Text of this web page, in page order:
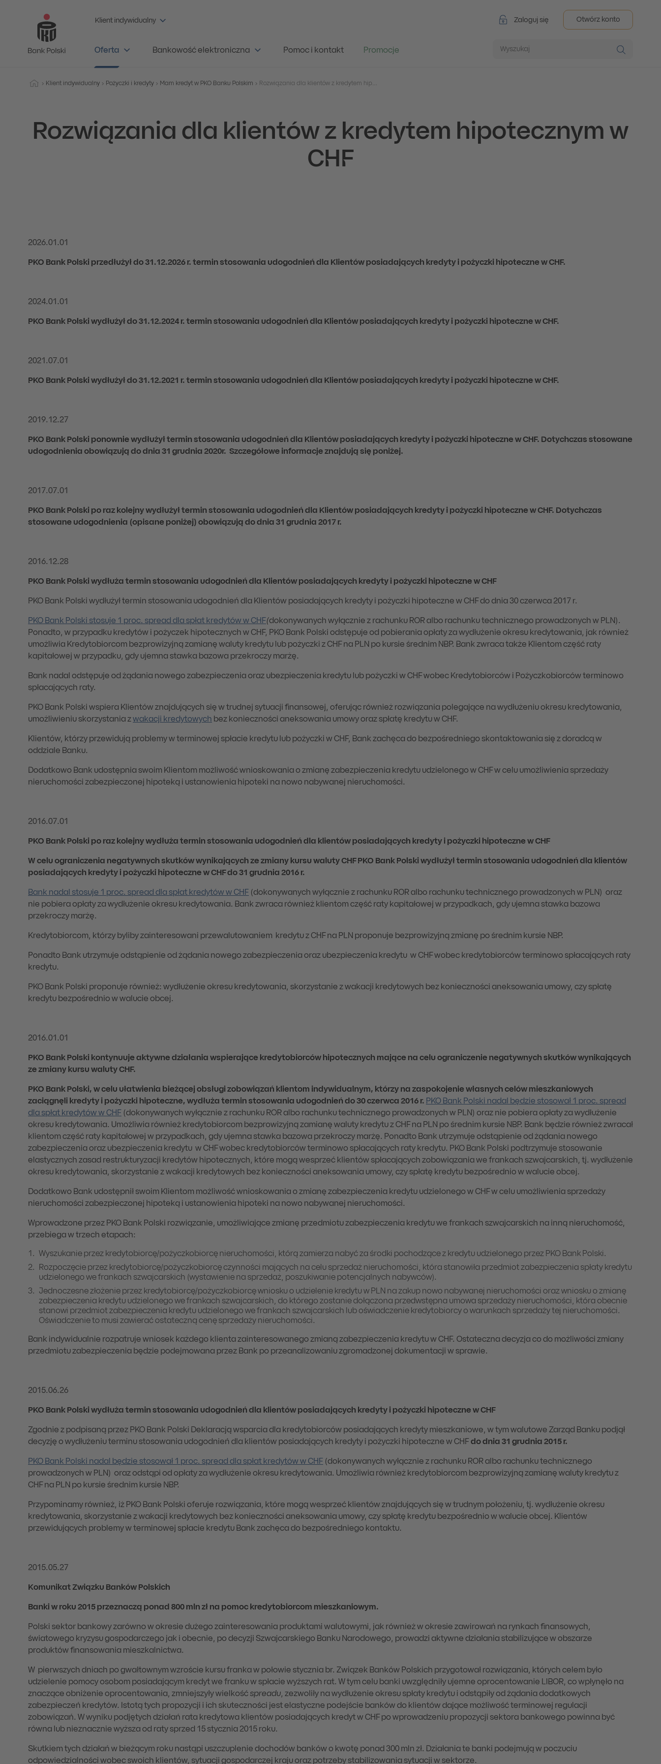
Klient indywidualny
Oferta Bankowość elektroniczna Pomoc i kontakt Promocje
Zaloguj się Otwórz konto
Wyszukaj
Klient indywidualny Pożyczki i kredyty Mam kredyt w PKO Banku Polskim
Rozwiązania dla klientów z kredytem hipotecznym w
CHF
2026.01.01
PKO Bank Polski przedłużył do 31.12.2026 r. termin stosowania udogodnień dla Klientów posiadających kredyty i pożyczki hipoteczne w CHF.
2024.01.01
PKO Bank Polski wydłużył do 31.12.2024 r. termin stosowania udogodnień dla Klientów posiadających kredyty i pożyczki hipoteczne w CHF.
2021.07.01
PKO Bank Polski wydłużył do 31.12.2021 r. termin stosowania udogodnień dla Klientów posiadających kredyty i pożyczki hipoteczne w CHF.
2019.12.27
PKO Bank Polski ponownie wydłużył termin stosowania udogodnień dla Klientów posiadających kredyty i pożyczki hipoteczne w CHF. Dotychczas stosowane
udogodnienia obowiązują do dnia 31 grudnia 2020 r. Szczegółowe informacje znajdują się poniżej.
2017.07.01
PKO Bank Polski po raz kolejny wydłużył termin stosowania udogodnień dla Klientów posiadających kredyty i pożyczki hipoteczne w CHF. Dotychczas
stosowane udogodnienia (opisane poniżej) obowiązują do dnia 31 grudnia 2017 r.
2016.12.28
PKO Bank Polski wydłuża termin stosowania udogodnień dla Klientów posiadających kredyty i pożyczki hipoteczne w CHF
PKO Bank Polski wydłużył termin stosowania udogodnień dla Klientów posiadających kredyty i pożyczki hipoteczne w CHF do dnia 30 czerwca 2017 r.
PKO Bank Polski stosuje 1 proc. spread dla spłat kredytów w CHF(dokonywanych wyłącznie z rachunku ROR albo rachunku technicznego prowadzonych w PLN).
Ponadto, w przypadku kredytów i pożyczek hipotecznych w CHF, PKO Bank Polski odstępuje od pobierania opłaty za wydłużenie okresu kredytowania, jak również
umożliwia Kredytobiorcom bezprowizyjną zamianę waluty kredytu lub pożyczki z CHF na PLN po kursie średnim NBP. Bank zwraca także Klientom część raty
kapitałowej w przypadku, gdy ujemna stawka bazowa przekroczy marżę.
Bank nadal odstępuje od żądania nowego zabezpieczenia oraz ubezpieczenia kredytu lub pożyczki w CHF wobec Kredytobiorców i Pożyczkobiorców terminowo
spłacających raty.
PKO Bank Polski wspiera Klientów znajdujących się w trudnej sytuacji finansowej, oferując również rozwiązania polegające na wydłużeniu okresu kredytowania,
umożliwieniu skorzystania z wakacji kredytowych bez konieczności aneksowania umowy oraz spłatę kredytu w CHF.
Klientów, którzy przewidują problemy w terminowej spłacie kredytu lub pożyczki w CHF, Bank zachęca do bezpośredniego skontaktowania się z doradcą w
oddziale Banku.
Dodatkowo Bank udostępnia swoim Klientom możliwość wnioskowania o zmianę zabezpieczenia kredytu udzielonego w CHF w celu umożliwienia sprzedaży
nieruchomości zabezpieczonej hipoteką i ustanowienia hipoteki na nowo nabywanej nieruchomości.
2016.07.01
PKO Bank Polski po raz kolejny wydłuża termin stosowania udogodnień dla klientów posiadających kredyty i pożyczki hipoteczne w CHF
W celu ograniczenia negatywnych skutków wynikających ze zmiany kursu waluty CHF PKO Bank Polski wydłużył termin stosowania udogodnień dla klientów
posiadających kredyty i pożyczki hipoteczne w CHF do 31 grudnia 2016 r.
Bank nadal stosuje 1 proc. spread dla spłat kredytów w CHF (dokonywanych wyłącznie z rachunku ROR albo rachunku technicznego prowadzonych w PLN) oraz
nie pobiera opłaty za wydłużenie okresu kredytowania. Bank zwraca również klientom część raty kapitałowej w przypadkach, gdy ujemna stawka bazowa
przekroczy marżę.
Kredytobiorcom, którzy byliby zainteresowani przewalutowaniem kredytu z CHF na PLN proponuje bezprowizyjną zmianę po średnim kursie NBP.
Ponadto Bank utrzymuje odstąpienie od żądania nowego zabezpieczenia oraz ubezpieczenia kredytu w CHF wobec kredytobiorców terminowo spłacających raty
kredytu.
PKO Bank Polski proponuje również: wydłużenie okresu kredytowania, skorzystanie z wakacji kredytowych bez konieczności aneksowania umowy, czy spłatę
kredytu bezpośrednio w walucie obcej.
2016.01.01
PKO Bank Polski kontynuuje aktywne działania wspierające kredytobiorców hipotecznych mające na celu ograniczenie negatywnych skutków wynikających
ze zmiany kursu waluty CHF.
PKO Bank Polski, w celu ułatwienia bieżącej obsługi zobowiązań klientom indywidualnym, którzy na zaspokojenie własnych celów mieszkaniowych
zaciągnęli kredyty i pożyczki hipoteczne, wydłuża termin stosowania udogodnień do 30 czerwca 2016 r. PKO Bank Polski nadal będzie stosował 1 proc. spread
dla spłat kredytów w CHF (dokonywanych wyłącznie z rachunku ROR albo rachunku technicznego prowadzonych w PLN) oraz nie pobiera opłaty za wydłużenie
okresu kredytowania. Umożliwia również kredytobiorcom bezprowizyjną zamianę waluty kredytu z CHF na PLN po średnim kursie NBP. Bank będzie również zwracał
klientom część raty kapitałowej w przypadkach, gdy ujemna stawka bazowa przekroczy marżę. Ponadto Bank utrzymuje odstąpienie od żądania nowego
zabezpieczenia oraz ubezpieczenia kredytu w CHF wobec kredytobiorców terminowo spłacających raty kredytu. PKO Bank Polski podtrzymuje stosowanie
elastycznych zasad restrukturyzacji kredytów hipotecznych, które mogą wesprzeć klientów spłacających zobowiązania we frankach szwajcarskich, tj. wydłużenie
okresu kredytowania, skorzystanie z wakacji kredytowych bez konieczności aneksowania umowy, czy spłatę kredytu bezpośrednio w walucie obcej.
Dodatkowo Bank udostępnił swoim Klientom możliwość wnioskowania o zmianę zabezpieczenia kredytu udzielonego w CHF w celu umożliwienia sprzedaży
nieruchomości zabezpieczonej hipoteką i ustanowienia hipoteki na nowo nabywanej nieruchomości.
Wprowadzone przez PKO Bank Polski rozwiązanie, umożliwiające zmianę przedmiotu zabezpieczenia kredytu we frankach szwajcarskich na inną nieruchomość,
przebiega w trzech etapach:
Wyszukanie przez kredytobiorcę/pożyczkobiorcę nieruchomości, którą zamierza nabyć za środki pochodzące z kredytu udzielonego przez PKO Bank Polski.
Rozpoczęcie przez kredytobiorcę/pożyczkobiorcę czynności mających na celu sprzedaż nieruchomości, która stanowiła przedmiot zabezpieczenia spłaty kredytu
udzielonego we frankach szwajcarskich (wystawienie na sprzedaż, poszukiwanie potencjalnych nabywców).
Jednoczesne złożenie przez kredytobiorcę/pożyczkobiorcę wniosku o udzielenie kredytu w PLN na zakup nowo nabywanej nieruchomości oraz wniosku o zmianę
zabezpieczenia kredytu udzielonego we frankach szwajcarskich, do którego zostanie dołączona przedwstępna umowa sprzedaży nieruchomości, która obecnie
stanowi przedmiot zabezpieczenia kredytu udzielonego we frankach szwajcarskich lub oświadczenie kredytobiorcy o warunkach sprzedaży tej nieruchomości.
Oświadczenie to musi zawierać ostateczną cenę sprzedaży nieruchomości.
Bank indywidualnie rozpatruje wniosek każdego klienta zainteresowanego zmianą zabezpieczenia kredytu w CHF. Ostateczna decyzja co do możliwości zmiany
przedmiotu zabezpieczenia będzie podejmowana przez Bank po przeanalizowaniu zgromadzonej dokumentacji w sprawie.
2015.06.26
PKO Bank Polski wydłuża termin stosowania udogodnień dla klientów posiadających kredyty i pożyczki hipoteczne w CHF
Zgodnie z podpisaną przez PKO Bank Polski Deklaracją wsparcia dla kredytobiorców posiadających kredyty mieszkaniowe, w tym walutowe Zarząd Banku podjął
decyzję o wydłużeniu terminu stosowania udogodnień dla klientów posiadających kredyty i pożyczki hipoteczne w CHF do dnia 31 grudnia 2015 r.
PKO Bank Polski nadal będzie stosował 1 proc. spread dla spłat kredytów w CHF (dokonywanych wyłącznie z rachunku ROR albo rachunku technicznego
prowadzonych w PLN) oraz odstąpi od opłaty za wydłużenie okresu kredytowania. Umożliwia również kredytobiorcom bezprowizyjną zamianę waluty kredytu z
CHF na PLN po kursie średnim kursie NBP.
Przypominamy również, iż PKO Bank Polski oferuje rozwiązania, które mogą wesprzeć klientów znajdujących się w trudnym położeniu, tj. wydłużenie okresu
kredytowania, skorzystanie z wakacji kredytowych bez konieczności aneksowania umowy, czy spłatę kredytu bezpośrednio w walucie obcej. Klientów
przewidujących problemy w terminowej spłacie kredytu Bank zachęca do bezpośredniego kontaktu.
2015.05.27
Komunikat Związku Banków Polskich
Banki w roku 2015 przeznaczą ponad 800 mln zł na pomoc kredytobiorcom mieszkaniowym.
Polski sektor bankowy zarówno w okresie dużego zainteresowania produktami walutowymi, jak również w okresie zawirowań na rynkach finansowych,
światowego kryzysu gospodarczego jak i obecnie, po decyzji Szwajcarskiego Banku Narodowego, prowadzi aktywne działania stabilizujące w obszarze
produktów finansowania mieszkalnictwa.
W pierwszych dniach po gwałtownym wzroście kursu franka w połowie stycznia br. Związek Banków Polskich przygotował rozwiązania, których celem było
udzielenie pomocy osobom posiadającym kredyt we franku w spłacie wyższych rat. W tym celu banki uwzględniły ujemne oprocentowanie LIBOR, co wpłynęło na
znaczące obniżenie oprocentowania, zmniejszyły wielkość spreadu, zezwoliły na wydłużenie okresu spłaty kredytu i odstąpiły od żądania dodatkowych
zabezpieczeń kredytów. Istotą tych propozycji i ich skuteczności jest elastyczne podejście banków do klientów dające możliwość terminowej regulacji
zobowiązań. W wyniku podjętych działań rata kredytowa klientów posiadających kredyt w CHF po wprowadzeniu propozycji sektora bankowego powinna być
równa lub nieznacznie wyższa od raty sprzed 15 stycznia 2015 roku.
Skutkiem tych działań w bieżącym roku nastąpi uszczuplenie dochodów banków o kwotę ponad 300 mln zł. Działania te banki podejmują w poczuciu
odpowiedzialności wobec swoich klientów, sytuacji gospodarczej kraju oraz potrzeby stabilizowania sytuacji w sektorze.